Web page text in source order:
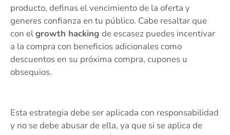
producto, definas el vencimiento de la oferta y
generes confianza en tu público. Cabe resaltar que
con elgrowth hacking de escasez puedes incentivar
a la compra con beneficios adicionales como
descuentos en su próxima compra, cupones u
obsequios.
Esta estrategia debe ser aplicada con responsabilidad
y no se debe abusar de ella, ya que si se aplica de